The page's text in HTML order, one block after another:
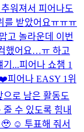
워져서 피어나도
를 받았어요ㅠㅠㅠ
고 놀라운데 이번
했어요…ㅠ 하고
기...피어나 쇼챔 1
❤️피어나 EASY 1위
로 남은 활동도
수 있도록 힘내
🥹 ☺️ 투표해 줘서